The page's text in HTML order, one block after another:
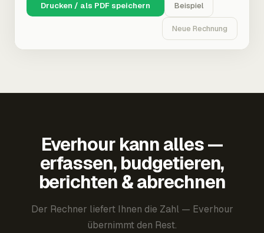
Drucken / als PDF speichern Beispiel
Neue Rechnung
Everhour kann alles —
erfassen, budgetieren,
berichten & abrechnen
Der Rechner liefert Ihnen die Zahl — Everhour
übernimmt den Rest.